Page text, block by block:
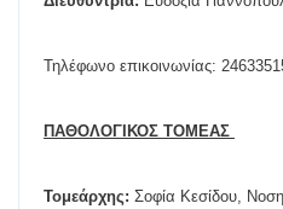
Τηλέφωνο επικοινωνίας:
ΠΑΘΟΛΟΓΙΚΟΣ ΤΟΜΕΑΣ
Τομεάρχης: Σοφία Κεσίδου,